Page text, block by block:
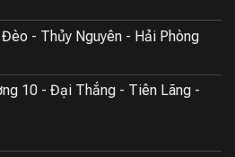
Xiaomi được sử dụng hệ thống
biến tần (DC inverter), mang
định, độ bền cao hơn không
và đặt biệt là khả năng tiết
khi so với những loại động cơ
Tiếng ồn của quạt cũng được
với 38.4dB (A), đam bảo
- Thủy Nguyên - Hải Phòng
10 - Đại Thắng - Tiên Lãng -